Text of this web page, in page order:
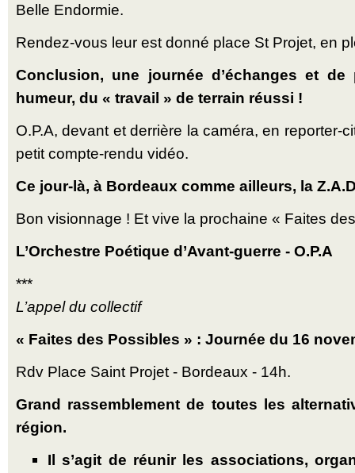
Belle Endormie.
Rendez-vous leur est donné place St Projet, en
Conclusion, une journée d’échanges et
humeur, du « travail » de terrain réussi !
O.P.A, devant et derrière la caméra, en reporter-
petit compte-rendu vidéo.
Ce jour-là, à Bordeaux comme ailleurs, la
Bon visionnage ! Et vive la prochaine « Faites
L’Orchestre Poétique d’Avant-guerre - O.P.A
***
L’appel du collectif
« Faites des Possibles » : Journée du 16
Rdv Place Saint Projet - Bordeaux - 14h.
Grand rassemblement de toutes les
région.
Il s’agit de réunir les associations,